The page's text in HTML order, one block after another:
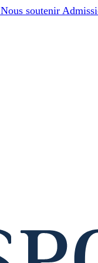
Nous soutenir